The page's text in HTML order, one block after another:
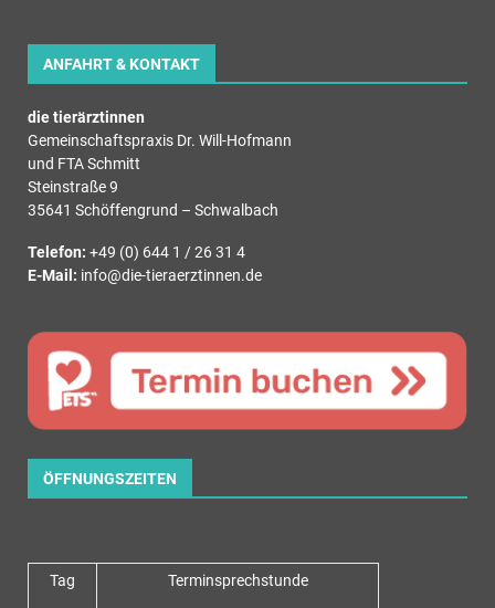
ANFAHRT & KONTAKT
die tierärztinnen
Gemeinschaftspraxis Dr. Will-Hofmann
und FTA Schmitt
Steinstraße 9
35641 Schöffengrund – Schwalbach
Telefon: +49 (0) 644 1 / 26 31 4
E-Mail: info@die-tieraerztinnen.de
ÖFFNUNGSZEITEN
Tag Terminsprechstunde